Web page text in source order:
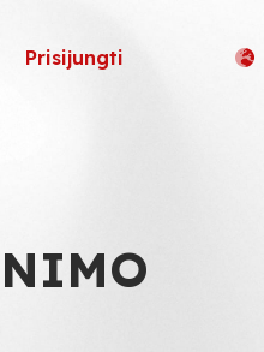
Prisijungti